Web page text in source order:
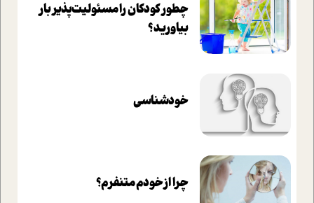
چطور کودکان را مسئولیت‌پذیر بار
بیاورید؟
خودشناسی
چرا از خودم متنفرم؟